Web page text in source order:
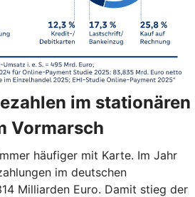
im stationären
Vormarsch
häufiger mit Karte. Im Jahr
im deutschen
Milliarden Euro. Damit stieg der